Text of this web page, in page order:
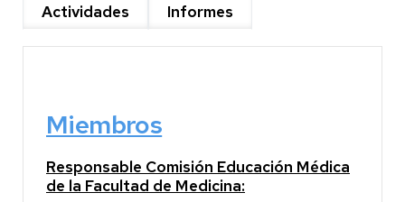
Actividades
Informes
Miembros
Responsable Comisión Educación Médica
de la Facultad de Medicina: